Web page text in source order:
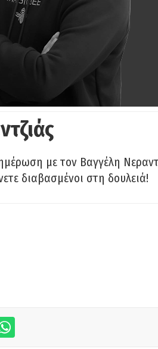
με τον Βαγγέλη
διαβασμένοι στη δουλειά!